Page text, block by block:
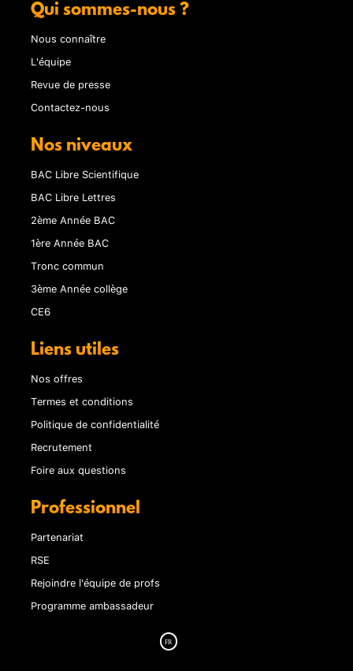
Qui sommes-nous ?
Nous connaître
L'équipe
Revue de presse
Contactez-nous
Nos niveaux
BAC Libre Scientifique
BAC Libre Lettres
2ème Année BAC
1ère Année BAC
Tronc commun
3ème Année collège
CE6
Liens utiles
Nos offres
Termes et conditions
Politique de confidentialité
Recrutement
Foire aux questions
Professionnel
Partenariat
RSE
Rejoindre l'équipe de profs
Programme ambassadeur